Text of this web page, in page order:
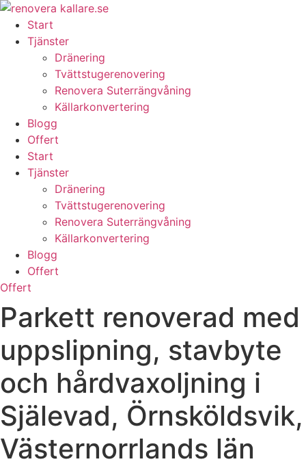
Skip
content
Start
Tjänster
Dränering
Tvättstugerenovering
Renovera Suterrängvåning
Källarkonvertering
Blogg
Offert
Start
Tjänster
Dränering
Tvättstugerenovering
Renovera Suterrängvåning
Källarkonvertering
Blogg
Offert
Offert
Parkett renoverad med
uppslipning, stavbyte
och hårdvaxoljning i
Själevad, Örnsköldsvik,
Västernorrlands län